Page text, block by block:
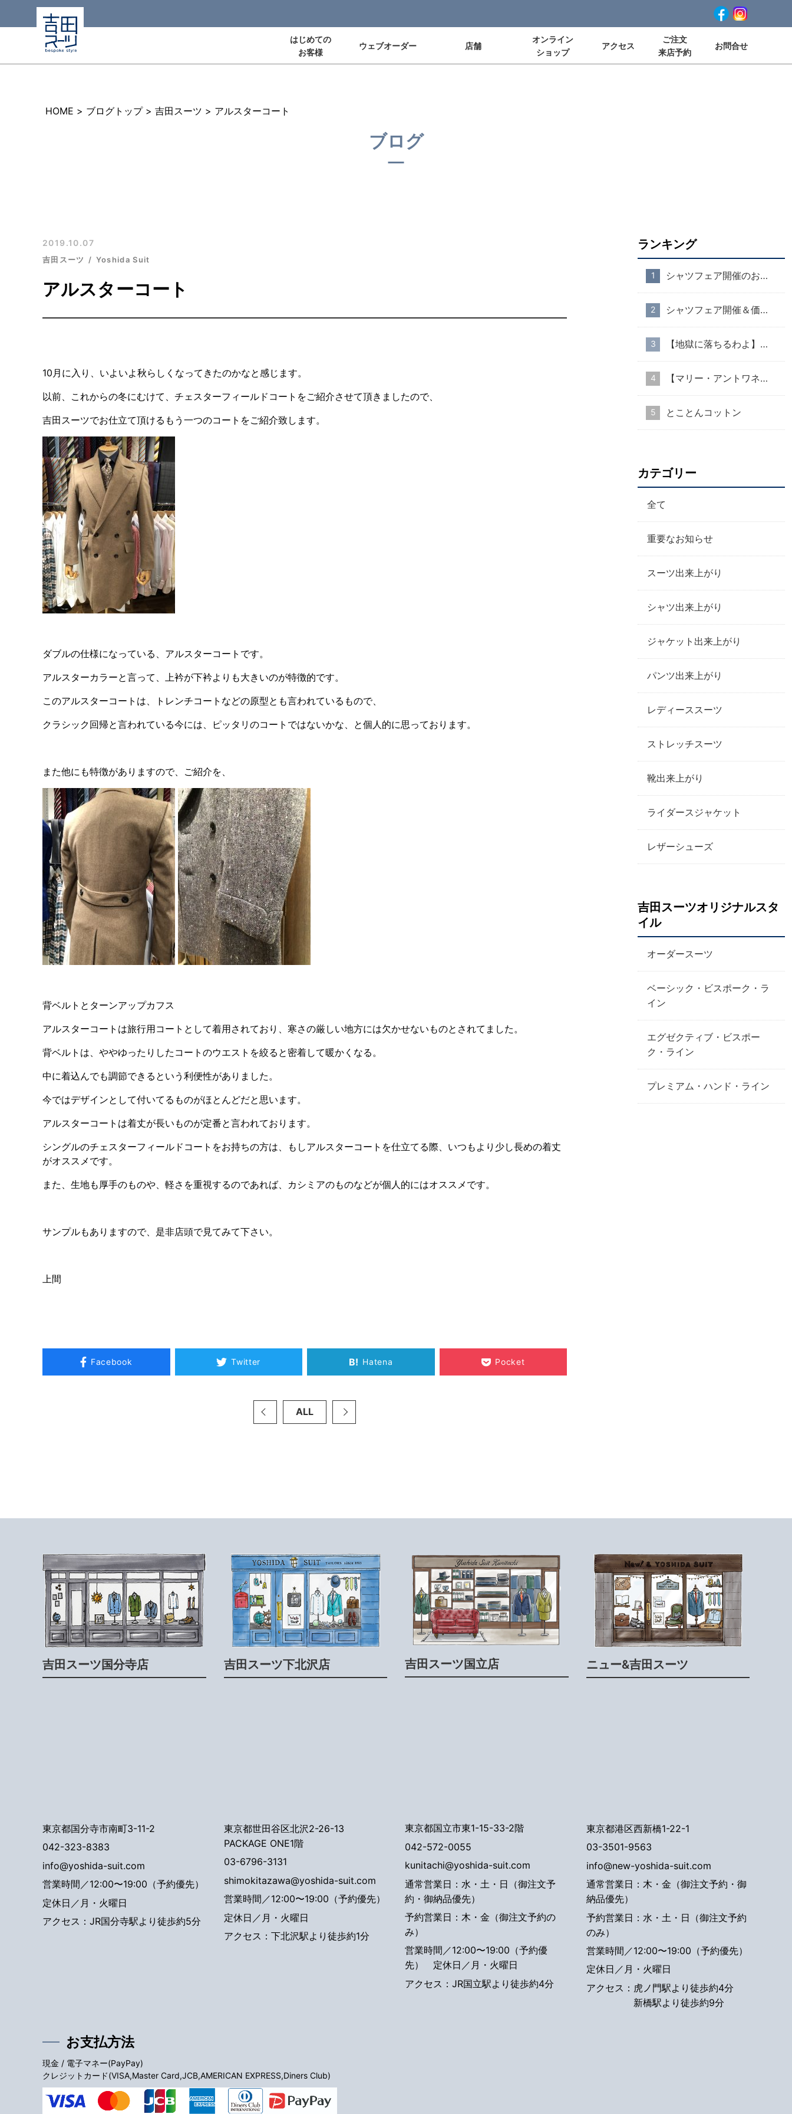
はじめての
お客様
ウェブオーダー 店舗
オンライン
ショップ
アクセス
ご注文
来店予約
お問合せ
HOME > ブログトップ > 吉田スーツ > アルスターコート
ブログ
2019.10.07
吉田スーツ Yoshida Suit
アルスターコート
10月に入り、いよいよ秋らしくなってきたのかなと感じます。
以前、これからの冬にむけて、チェスターフィールドコートをご紹介させて頂きましたので、
吉田スーツでお仕立て頂けるもう一つのコートをご紹介致します。
ダブルの仕様になっている、アルスターコートです。
アルスターカラーと言って、上衿が下衿よりも大きいのが特徴的です。
このアルスターコートは、トレンチコートなどの原型とも言われているもので、
クラシック回帰と言われている今には、ピッタリのコートではないかな、と個人的に思っております。
また他にも特徴がありますので、ご紹介を、
背ベルトとターンアップカフス
アルスターコートは旅行用コートとして着用されており、寒さの厳しい地方には欠かせないものとされてました。
背ベルトは、ややゆったりしたコートのウエストを絞ると密着して暖かくなる。
中に着込んでも調節できるという利便性がありました。
今ではデザインとして付いてるものがほとんどだと思います。
アルスターコートは着丈が長いものが定番と言われております。
シングルのチェスターフィールドコートをお持ちの方は、もしアルスターコートを仕立てる際、いつもより少し長めの着丈
がオススメです。
また、生地も厚手のものや、軽さを重視するのであれば、カシミアのものなどが個人的にはオススメです。
サンプルもありますので、是非店頭で見てみて下さい。
上間
Facebook Twitter B! Hatena Pocket
ALL
ランキング
シャツフェア開催のお知らせ
シャツフェア開催＆価格改定のお知らせ
【地獄に落ちるわよ】衣装協力のお知らせ
【マリー・アントワネット・スタイル】part１
とことんコットン
カテゴリー
全て
重要なお知らせ
スーツ出来上がり
シャツ出来上がり
ジャケット出来上がり
パンツ出来上がり
レディーススーツ
ストレッチスーツ
靴出来上がり
ライダースジャケット
レザーシューズ
吉田スーツオリジナルスタ
イル
オーダースーツ
ベーシック・ビスポーク・ラ
イン
エグゼクティブ・ビスポー
ク・ライン
プレミアム・ハンド・ライン
吉田スーツ国分寺店
東京都国分寺市南町3-11-2
042-323-8383
info@yoshida-suit.com
営業時間／12:00〜19:00（予約優先）
定休日／月・火曜日
アクセス：JR国分寺駅より徒歩約5分
吉田スーツ下北沢店
東京都世田谷区北沢2-26-13
PACKAGE ONE1階
03-6796-3131
shimokitazawa@yoshida-suit.com
営業時間／12:00〜19:00（予約優先）
定休日／月・火曜日
アクセス：下北沢駅より徒歩約1分
吉田スーツ国立店
東京都国立市東1-15-33-2階
042-572-0055
kunitachi@yoshida-suit.com
通常営業日：水・土・日（御注文予
約・御納品優先）
予約営業日：木・金（御注文予約の
み）
営業時間／12:00〜19:00（予約優
先） 定休日／月・火曜日
アクセス：JR国立駅より徒歩約4分
ニュー&吉田スーツ
東京都港区西新橋1-22-1
03-3501-9563
info@new-yoshida-suit.com
通常営業日：木・金（御注文予約・御
納品優先）
予約営業日：水・土・日（御注文予約
のみ）
営業時間／12:00〜19:00（予約優先）
定休日／月・火曜日
アクセス： 虎ノ門駅より徒歩約4分
新橋駅より徒歩約9分
お支払方法
現金 / 電子マネー(PayPay)
クレジットカード(VISA,Master Card,JCB,AMERICAN EXPRESS,Diners Club)